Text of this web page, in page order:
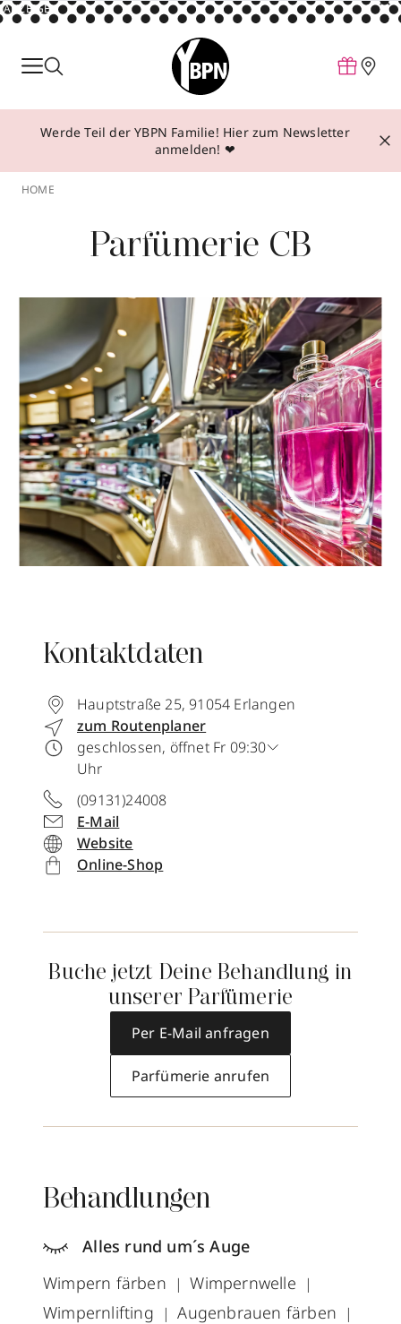
ANZEIGE
Parfum
Make-up
Behandlungen
Über YBPN
Aktionen
Storefinder
Werde Teil der YBPN Familie! Hier zum Newsletter
anmelden! ❤
HOME
Parfümerie CB
Kontaktdaten
Hauptstraße 25,91054 Erlangen
zum Routenplaner
geschlossen, öffnet Fr 09:30
Uhr
(09131)24008
E-Mail
Website
Online-Shop
Buche jetzt Deine Behandlung in
unserer Parfümerie
Per E-Mail anfragen
Parfümerie anrufen
Behandlungen
Alles rund um´s Auge
Wimpern färben
Wimpernwelle
Wimpernlifting
Augenbrauen färben